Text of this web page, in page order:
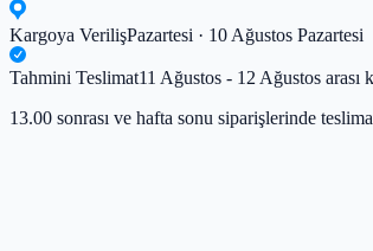
Kargoya VerilişPazartesi · 10 Ağustos Pazartesi
Tahmini Teslimat11 Ağustos - 12 Ağustos arası
13.00 sonrası ve hafta sonu siparişlerinde